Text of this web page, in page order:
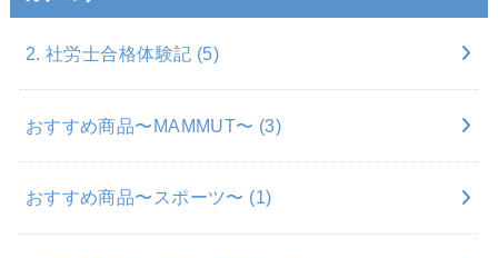
2. 社労士合格体験記 (5)
おすすめ商品〜MAMMUT〜 (3)
おすすめ商品〜スポーツ〜 (1)